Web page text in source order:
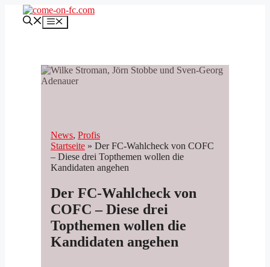
Inhalt
Menü
News, Profis
Startseite » Der FC-Wahlcheck von COFC
– Diese drei Topthemen wollen die
Kandidaten angehen
Der FC-Wahlcheck von
COFC – Diese drei
Topthemen wollen die
Kandidaten angehen